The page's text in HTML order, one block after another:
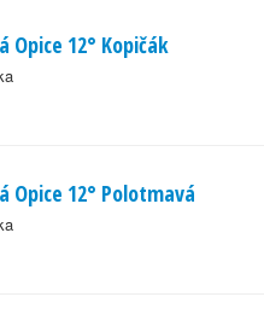
Opice 12° Kopičák
Opice 12° Polotmavá